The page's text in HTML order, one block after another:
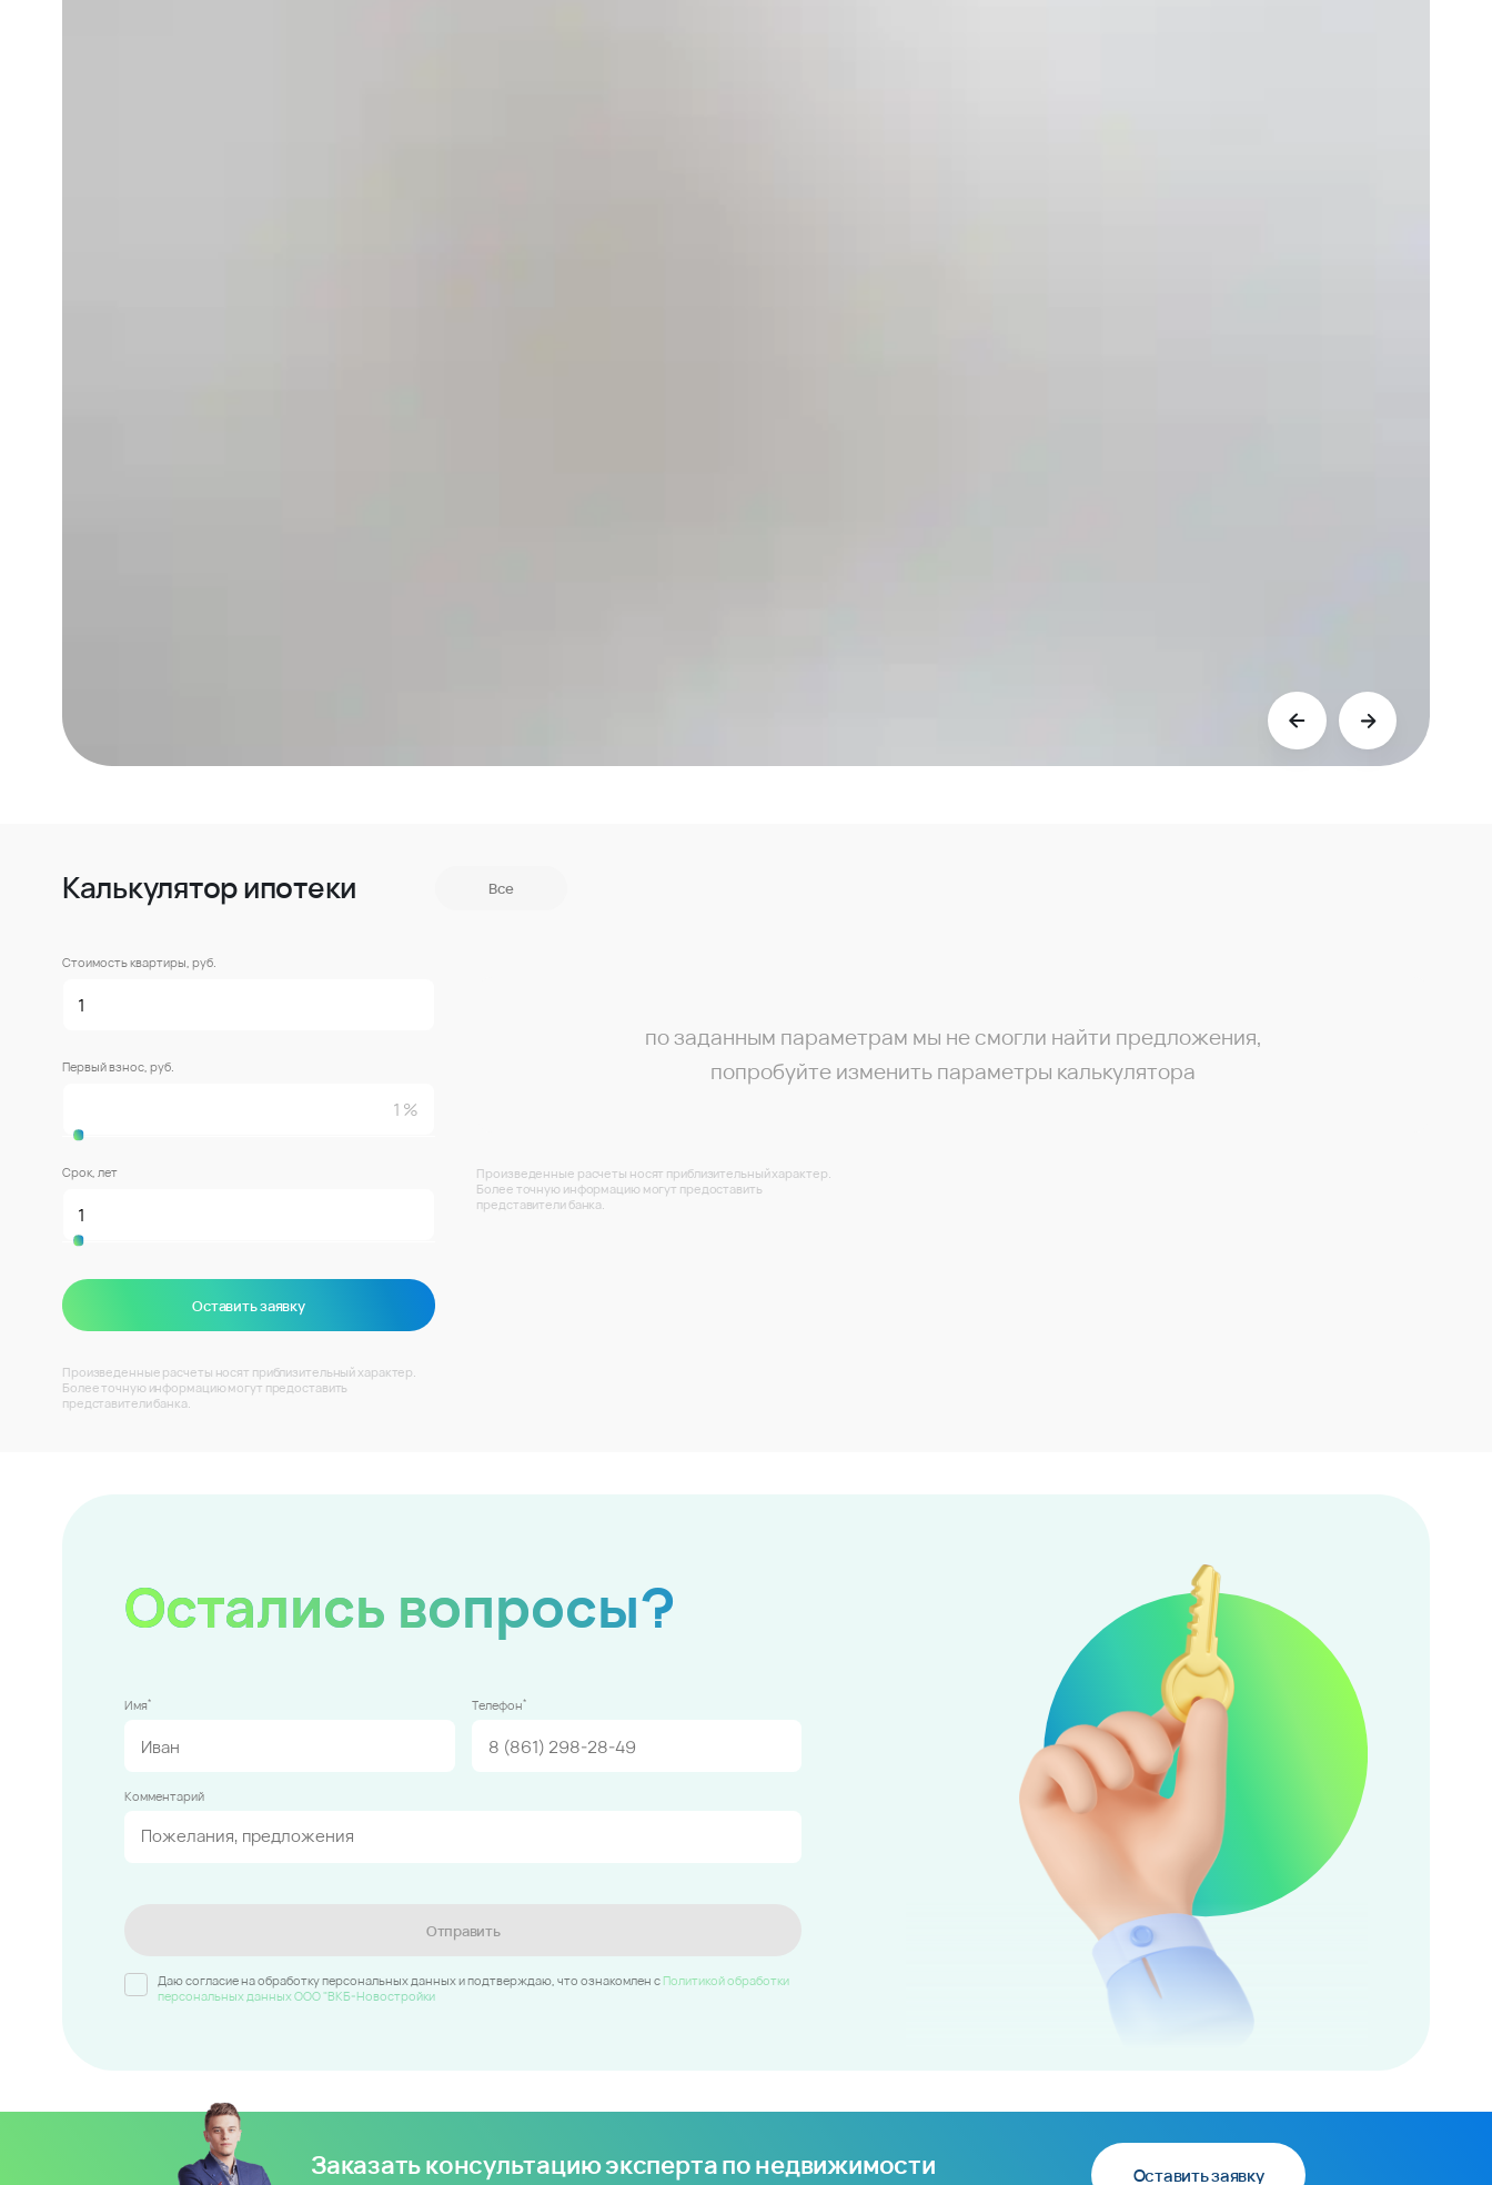
Калькулятор ипотеки Все
Стоимость квартиры, руб.
Первый взнос, руб.
Срок, лет
Оставить заявку
Произведенные расчеты носят приблизительный характер.
Более точную информацию могут предоставить
представители банка.
по заданным параметрам мы не смогли найти предложения,
попробуйте изменить параметры калькулятора
Произведенные расчеты носят приблизительный характер.
Более точную информацию могут предоставить
представители банка.
Остались вопросы?
Имя* Телефон*
Комментарий
Отправить
Даю согласие на обработку персональных данных и подтверждаю, что ознакомлен c Политикой обработки
персональных данных ООО "ВКБ-Новостройки
Заказать консультацию эксперта по недвижимости Оставить заявку